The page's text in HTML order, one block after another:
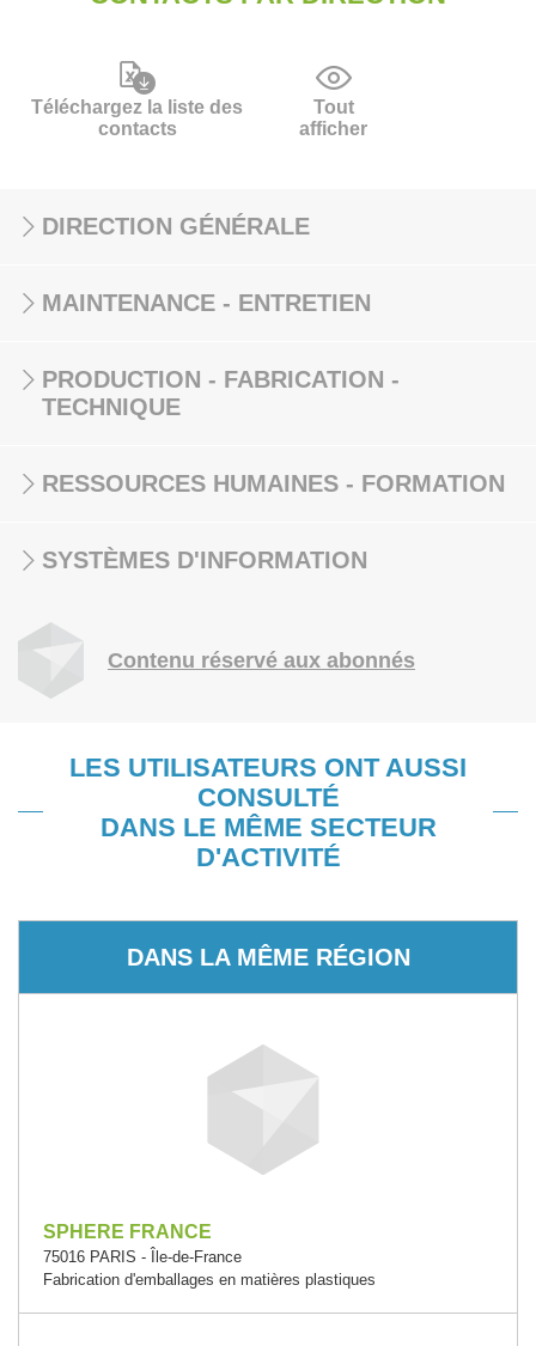
Téléchargez la liste des
contacts
Tout
afficher
DIRECTION GÉNÉRALE
MAINTENANCE - ENTRETIEN
PRODUCTION - FABRICATION -
TECHNIQUE
RESSOURCES HUMAINES - FORMATION
SYSTÈMES D'INFORMATION
Contenu réservé aux abonnés
LES UTILISATEURS ONT AUSSI
CONSULTÉ
DANS LE MÊME SECTEUR
D'ACTIVITÉ
DANS LA MÊME RÉGION
SPHERE FRANCE
75016 PARIS - Île-de-France
Fabrication d'emballages en matières plastiques